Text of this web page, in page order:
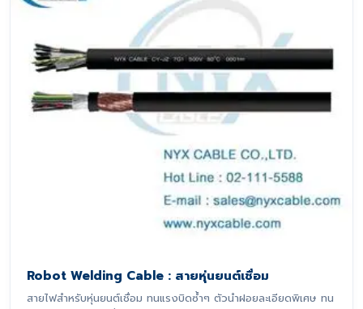
Robot Welding Cable : สายหุ่นยนต์เชื่อม
สายไฟสำหรับหุ่นยนต์เชื่อม ทนแรงบิดซ้ำๆ ตัวนำฝอยละเอียดพิเศษ ทน